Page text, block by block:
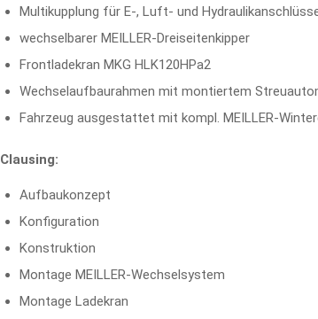
Multikupplung für E-, Luft- und
wechselbarer MEILLER-Dreiseitenkipper
Frontladekran MKG HLK120HPa2
Wechselaufbaurahmen mit montiertem
Fahrzeug ausgestattet mit kompl. MEILLER-
Clausing:
Aufbaukonzept
Konfiguration
Konstruktion
Montage MEILLER-Wechselsystem
Montage Ladekran